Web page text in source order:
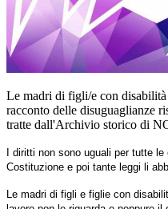
Le madri di figli/e con
racconto delle disuguaglianze
tratte dall'Archivio storico di
I diritti non sono uguali per tutte
Costituzione e poi tante leggi li
Le madri di figli e figlie con